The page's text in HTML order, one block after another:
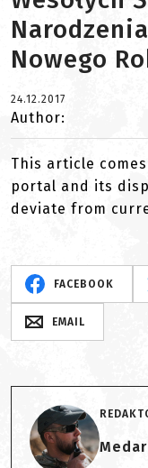
Nowego
24.12.2017
Author:
This article
portal and its
deviate from
FACEBOOK
EMAIL